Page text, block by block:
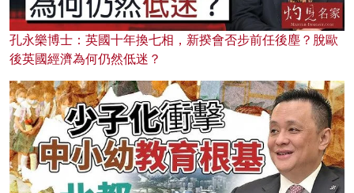
孔永樂博士：英國十年換七相，新揆會否步前任後塵？脫歐
後英國經濟為何仍然低迷？